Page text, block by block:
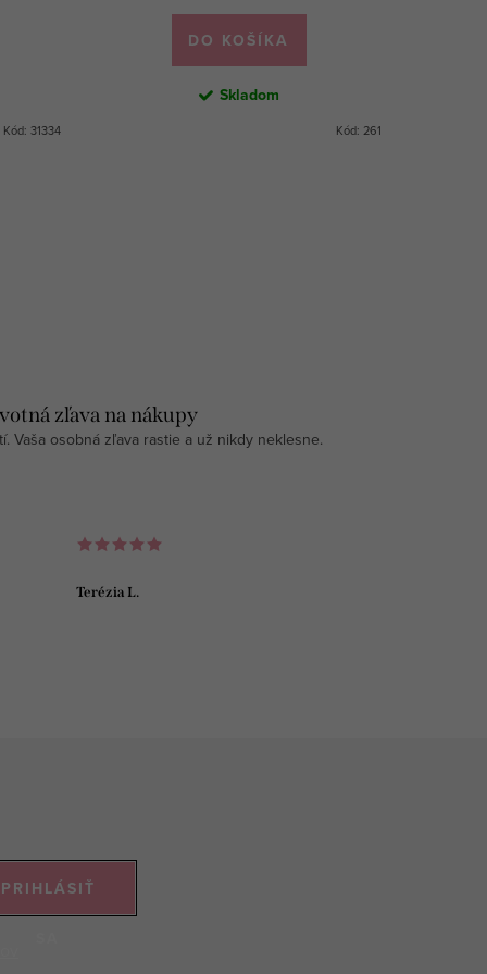
Kód: 31334
DO KOŠÍKA
Skladom
Kód: 261
zľava na nákupy
Vaša osobná zľava rastie a už nikdy neklesne.
Terézia L.
PRIHLÁSIŤ